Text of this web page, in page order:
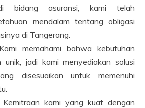
bidang asuransi, kami telah
mendalam tentang obligasi
di Tangerang.
memahami bahwa kebutuhan
unik, jadi kami menyediakan solusi
disesuaikan untuk memenuhi
Kemitraan kami yang kuat dengan